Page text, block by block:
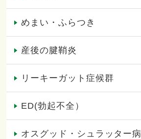
めまい・ふらつき
産後の腱鞘炎
リーキーガット症候群
ED(勃起不全）
オスグッド・シュラッター病